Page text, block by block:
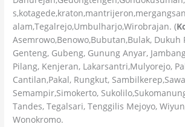
alam,Tegalrejo,Umbulharjo,Wirobrajan. (
Asemrowo,Benowo,Bubutan,Bulak, Dukuh
Genteng, Gubeng, Gunung Anyar,
Pilang, Kenjeran, Lakarsantri,Mulyorejo,
Cantilan,Pakal, Rungkut,
Semampir,Simokerto,
Tandes, Tegalsari, Tenggilis Mejoyo,
Wonokromo.